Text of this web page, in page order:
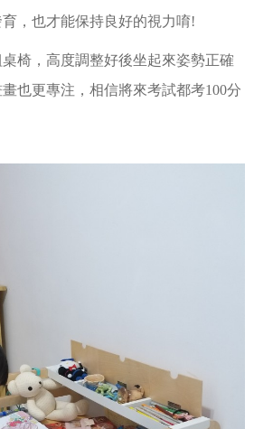
，也才能保持良好的視力唷!
椅，高度調整好後坐起來姿勢正確
也更專注，相信將來考試都考100分